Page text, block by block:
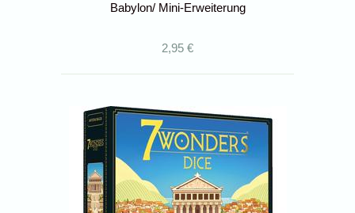
Babylon/ Mini-Erweiterung
2,95 €